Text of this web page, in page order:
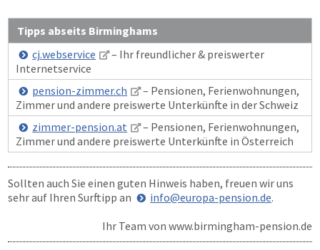
Tipps abseits Birminghams
cj.webservice
– Ihr freundlicher & preiswerter
Internetservice
pension-zimmer.ch
– Pensionen, Ferienwohnungen,
Zimmer und andere preiswerte Unterkünfte in der Schweiz
zimmer-pension.at
– Pensionen, Ferienwohnungen,
Zimmer und andere preiswerte Unterkünfte in Österreich
Sollten auch Sie einen guten Hinweis haben, freuen wir uns
sehr auf Ihren Surftipp an
info@europa-pension.de.
Ihr Team von www.birmingham-pension.de